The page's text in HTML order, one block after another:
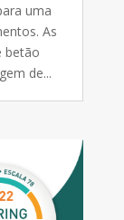
uma
As
betão
de...